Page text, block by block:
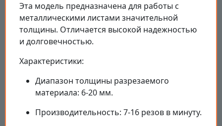
Эта модель предназначена для работы с
металлическими листами значительной
толщины. Отличается высокой надежностью
и долговечностью.
Характеристики:
Диапазон толщины разрезаемого
материала: 6-20 мм.
Производительность: 7-16 резов в минуту.